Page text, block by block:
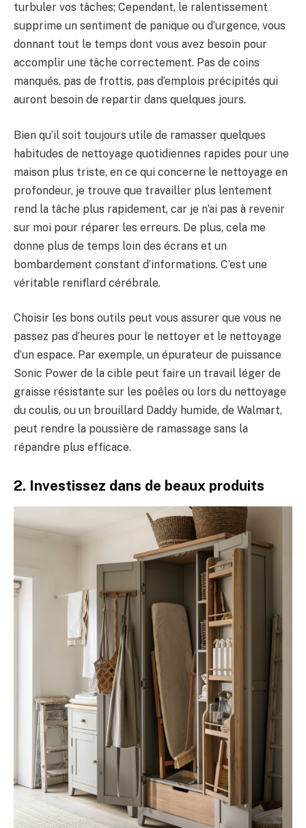
turbuler vos tâches; Cependant, le ralentissement
supprime un sentiment de panique ou d’urgence, vous
donnant tout le temps dont vous avez besoin pour
accomplir une tâche correctement. Pas de coins
manqués, pas de frottis, pas d’emplois précipités qui
auront besoin de repartir dans quelques jours.
Bien qu’il soit toujours utile de ramasser quelques
habitudes de nettoyage quotidiennes rapides pour une
maison plus triste, en ce qui concerne le nettoyage en
profondeur, je trouve que travailler plus lentement
rend la tâche plus rapidement, car je n’ai pas à revenir
sur moi pour réparer les erreurs. De plus, cela me
donne plus de temps loin des écrans et un
bombardement constant d’informations. C’est une
véritable reniflard cérébrale.
Choisir les bons outils peut vous assurer que vous ne
passez pas d’heures pour le nettoyer et le nettoyage
d’un espace. Par exemple, un épurateur de puissance
Sonic Power de la cible peut faire un travail léger de
graisse résistante sur les poêles ou lors du nettoyage
du coulis, ou un brouillard Daddy humide, de Walmart,
peut rendre la poussière de ramassage sans la
répandre plus efficace.
2. Investissez dans de beaux produits